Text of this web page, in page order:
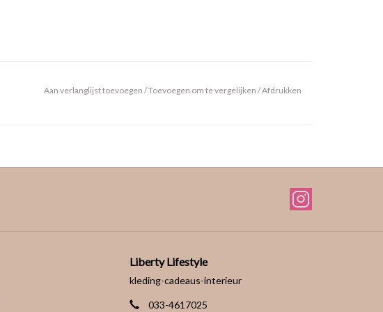
Aan verlanglijst toevoegen /Toevoegen om te vergelijken /Afdrukken
Liberty Lifestyle
kleding-cadeaus-interieur
033-4617025